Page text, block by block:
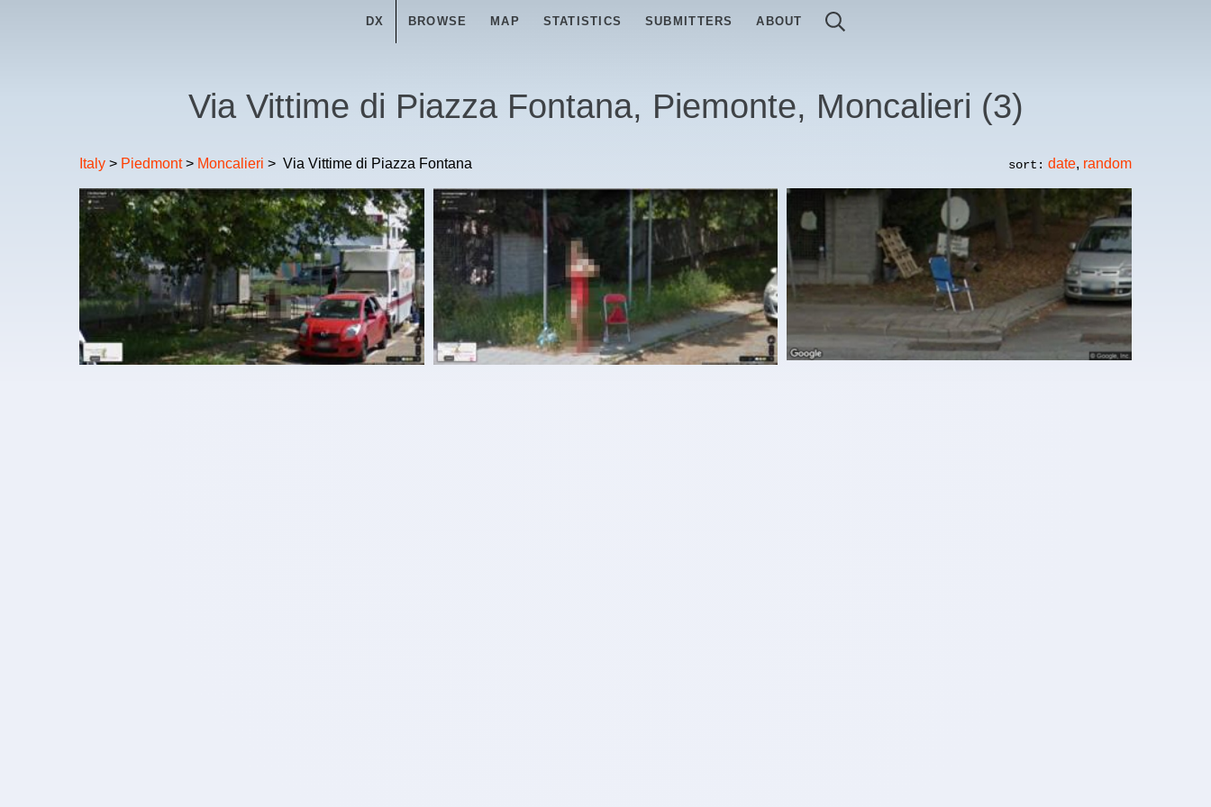
DX BROWSE MAP STATISTICS SUBMITTERS ABOUT
Via Vittime di Piazza Fontana, Piemonte, Moncalieri (3)
Italy > Piedmont> Moncalieri > Via Vittime di Piazza Fontana sort: date, random